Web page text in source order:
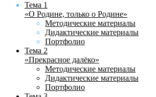
Тема 1
«О Родине, только о Родине»
Методические материалы
Дидактические материалы
Портфолио
Тема 2
«Прекрасное далёко»
Методические материалы
Дидактические материалы
Портфолио